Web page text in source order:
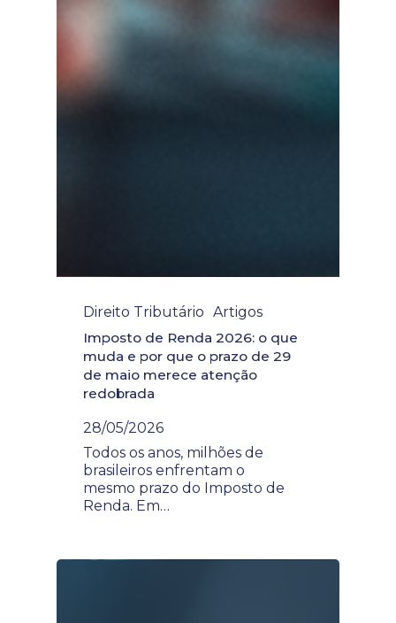
Direito Tributário Artigos
Imposto de Renda 2026: o que
muda e por que o prazo de 29
de maio merece atenção
redobrada
28/05/2026
Todos os anos, milhões de
brasileiros enfrentam o
mesmo prazo do Imposto de
Renda. Em…